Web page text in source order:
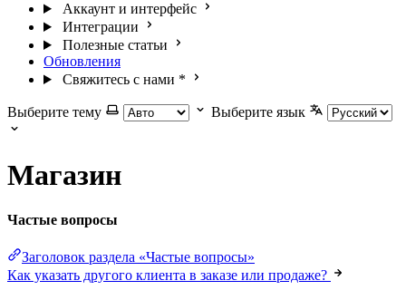
Аккаунт и интерфейс
Интеграции
Полезные статьи
Обновления
Свяжитесь с нами *
Выберите тему Выберите язык
Магазин
Частые вопросы
Заголовок раздела «Частые вопросы»
Как указать другого клиента в заказе или продаже?